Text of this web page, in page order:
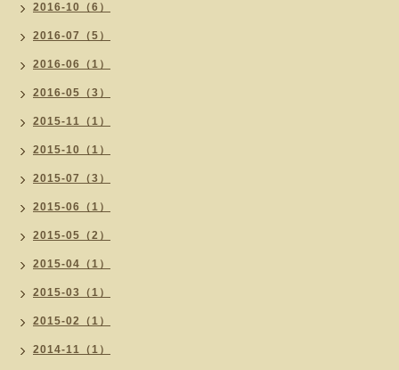
2016-10（6）
2016-07（5）
2016-06（1）
2016-05（3）
2015-11（1）
2015-10（1）
2015-07（3）
2015-06（1）
2015-05（2）
2015-04（1）
2015-03（1）
2015-02（1）
2014-11（1）